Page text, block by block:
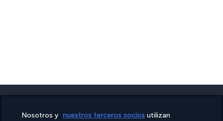
Nosotros y nuestros terceros socios utilizan